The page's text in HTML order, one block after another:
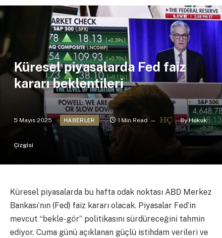
Küresel piyasalarda Fed faiz
kararı beklentileri
5 Mayıs 2025 HABERLER 1 Min Read By Hukuk
Çizgisi
Küresel piyasalarda bu hafta odak noktası ABD Merkez
Bankası’nın (Fed) faiz kararı olacak. Piyasalar Fed’in
mevcut “bekle-gör” politikasını sürdüreceğini tahmin
ediyor. Cuma günü açıklanan güçlü istihdam verileri ve